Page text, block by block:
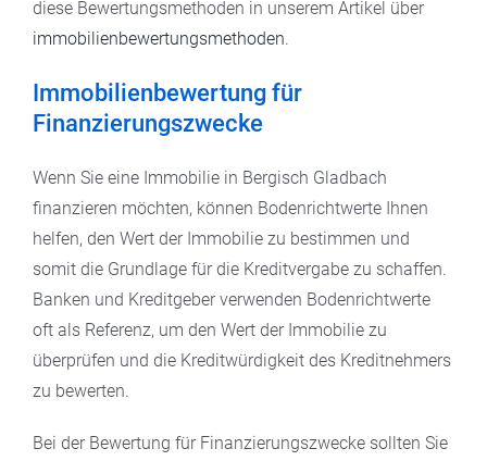
diese Bewertungsmethoden in unserem Artikel über
immobilienbewertungsmethoden.
Immobilienbewertung für
Finanzierungszwecke
Wenn Sie eine Immobilie in Bergisch Gladbach
finanzieren möchten, können Bodenrichtwerte Ihnen
helfen, den Wert der Immobilie zu bestimmen und
somit die Grundlage für die Kreditvergabe zu schaffen.
Banken und Kreditgeber verwenden Bodenrichtwerte
oft als Referenz, um den Wert der Immobilie zu
überprüfen und die Kreditwürdigkeit des Kreditnehmers
zu bewerten.
Bei der Bewertung für Finanzierungszwecke sollten Sie